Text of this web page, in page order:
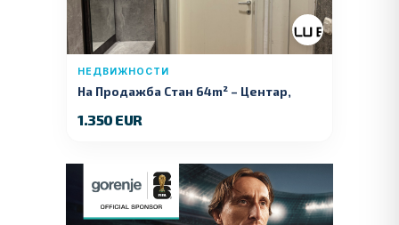
НЕДВИЖНОСТИ
На Продажба Стан 64m² – Центар,
1.350 EUR